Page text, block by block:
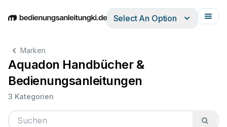
EnglishDeutschEspañolItalianoFrançais
Select An Option
Marken
Aquadon Handbücher &
Bedienungsanleitungen
3 Kategorien